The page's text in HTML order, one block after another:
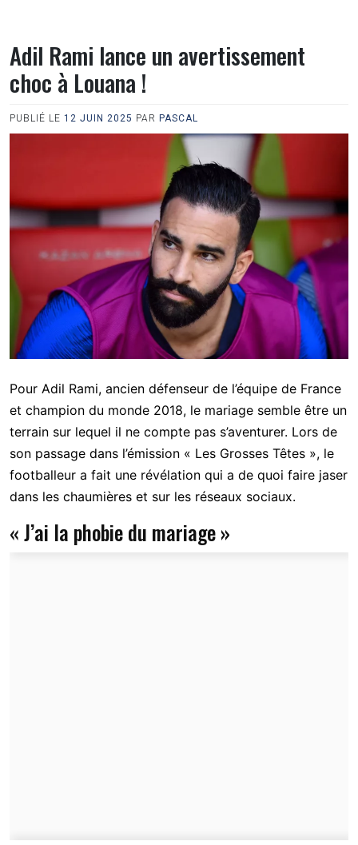
Adil Rami lance un avertissement
choc à Louana !
PUBLIÉ LE 12 JUIN 2025 PAR PASCAL
Pour Adil Rami, ancien défenseur de l’équipe de France
et champion du monde 2018, le mariage semble être un
terrain sur lequel il ne compte pas s’aventurer. Lors de
son passage dans l’émission « Les Grosses Têtes », le
footballeur a fait une révélation qui a de quoi faire jaser
dans les chaumières et sur les réseaux sociaux.
« J’ai la phobie du mariage »